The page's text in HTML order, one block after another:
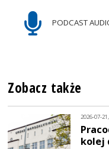
PODCAST
Zobacz także
2026-07-
kolej